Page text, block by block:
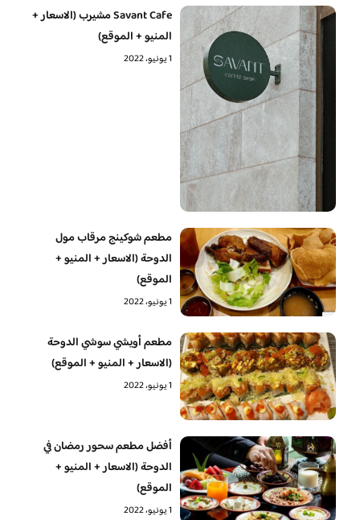
Savant Cafe مشيرب (الاسعار +
المنيو + الموقع)
1 يونيو، 2022
مطعم شوكينج مرقاب مول
الدوحة (الاسعار + المنيو +
الموقع)
1 يونيو، 2022
مطعم أويشي سوشي الدوحة
(الاسعار + المنيو + الموقع)
1 يونيو، 2022
أفضل مطعم سحور رمضان في
الدوحة (الاسعار + المنيو +
الموقع)
1 يونيو، 2022